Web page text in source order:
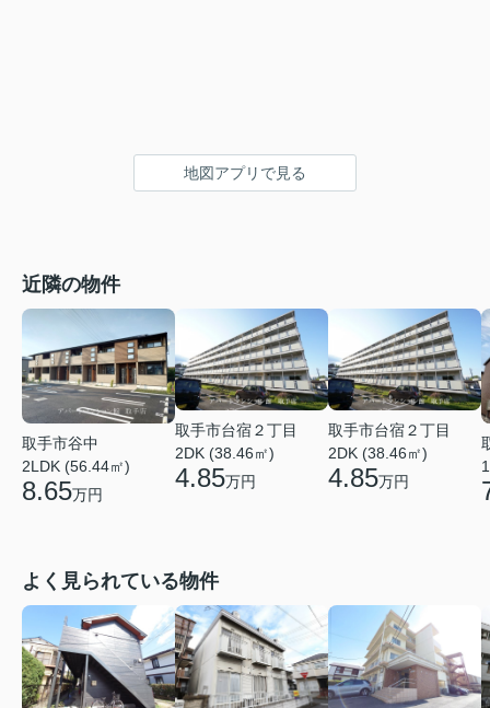
地図アプリで見る
近隣の物件
取手市谷中
2LDK (56.44㎡)
8.65万円
取手市台宿２丁目
2DK (38.46㎡)
4.85万円
取手市台宿２丁目
2DK (38.46㎡)
4.85万円
よく見られている物件